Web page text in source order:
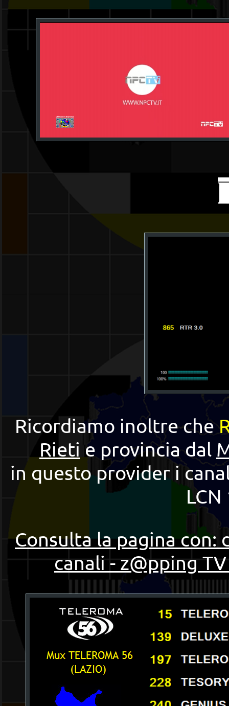
Ricordiamo inoltre che
Rieti e provincia dal
in questo provider i
LCN
Consulta la pagina con:
canali - z@pping